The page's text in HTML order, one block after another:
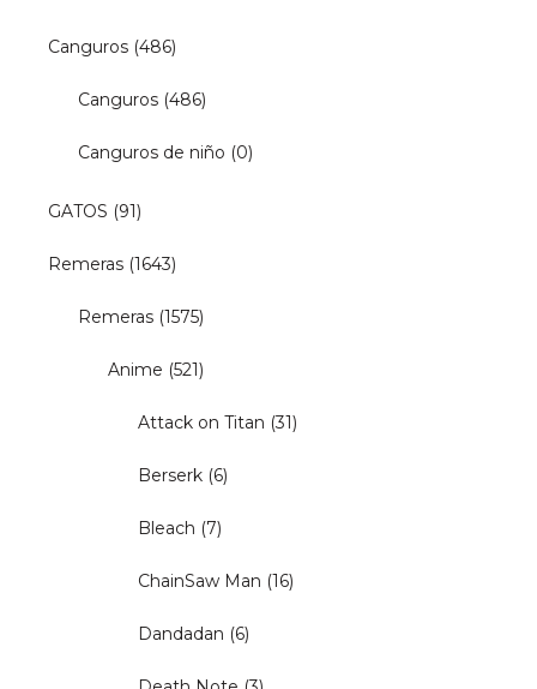
Canguros (486)
Canguros (486)
Canguros de niño (0)
GATOS (91)
Remeras (1643)
Remeras (1575)
Anime (521)
Attack on Titan (31)
Berserk (6)
Bleach (7)
ChainSaw Man (16)
Dandadan (6)